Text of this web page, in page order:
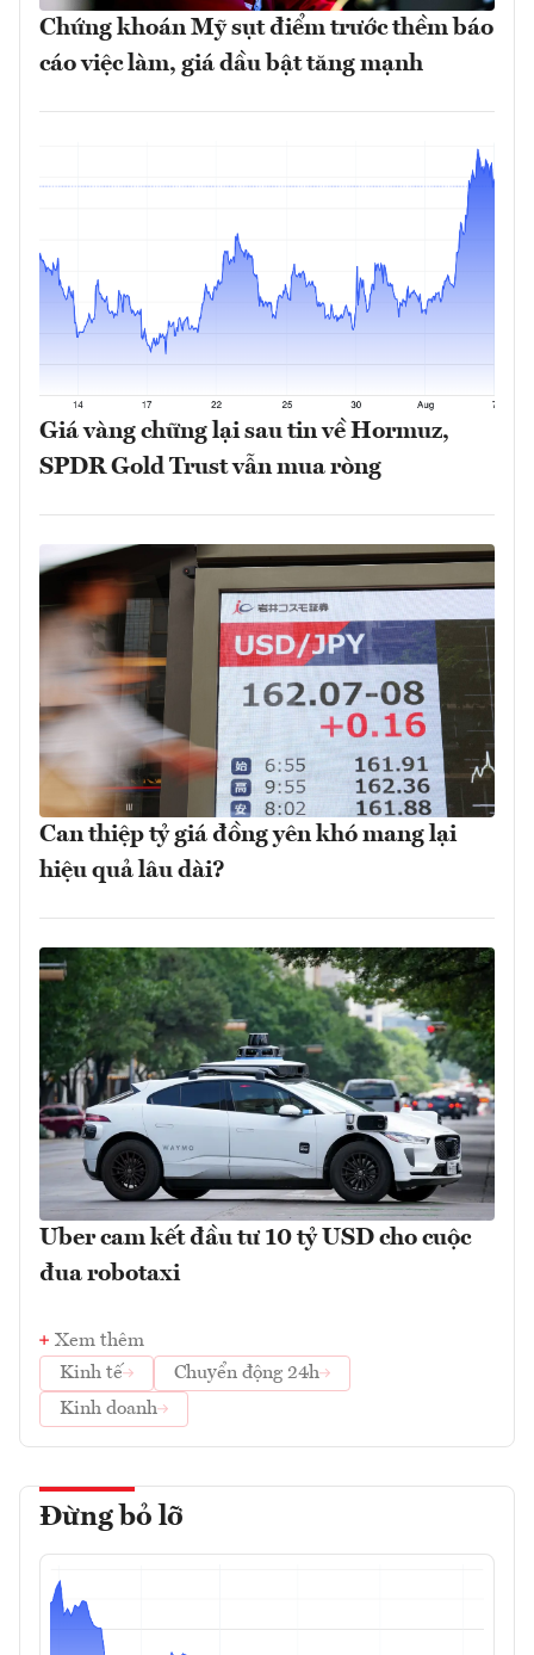
Chứng khoán Mỹ sụt điểm trước thềm báo
cáo việc làm, giá dầu bật tăng mạnh
Giá vàng chững lại sau tin về Hormuz,
SPDR Gold Trust vẫn mua ròng
Can thiệp tỷ giá đồng yên khó mang lại
hiệu quả lâu dài?
Uber cam kết đầu tư 10 tỷ USD cho cuộc
đua robotaxi
Xem thêm
Kinh tế
Chuyển động 24h
Kinh doanh
Đừng bỏ lỡ